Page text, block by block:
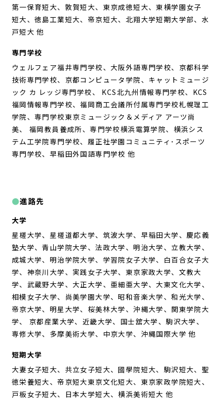
第一保育短大、敦賀短大、東京成徳短大、東横学園女子
短大、徳島工業短大、帝京短大、北翔大学短期大学部、水
戸短大 他
専門学校
ウェルフェア福井専門学校、大阪外語専門学校、京都科学
技術専門学校、京都コンピュータ学院、キャットミュージ
ック カ レッジ専門学校、 KCS北九州情報専門学校、KCS
福岡情報専門学校、福岡商工会議所付属専門学校札幌理工
学院、専門学校東京ミュージック＆メディア アーツ尚
美、 福岡教員養成所、専門学校横浜電算学院、横浜シス
テム工学院専門学校、履正社学園コミュニティ･スポーツ
専門学校、早稲田外国語専門学校 他
進路先
大学
星槎大学、星槎道都大学、筑波大学、早稲田大学、慶応義
塾大学、青山学院大学、法政大学、明治大学、立教大学、
成城大学、明治学院大学、学習院女子大学、白百合女子大
学、神奈川大学、実践女子大学、東京家政大学、文教大
学、武蔵野大学、大正大学、亜細亜大学、大東文化大学、
相模女子大学、尚美学園大学、昭和音楽大学、和光大学、
帝京大学、明星大学、桜美林大学、沖縄大学、関東学院大
学、 京都産業大学、近畿大学、国士舘大学、駒沢大学、
専修大学、多摩美術大学、中京大学、沖縄国際大学 他
短期大学
大妻女子短大、共立女子短大、國學院短大、駒沢短大、聖
徳栄養短大、帝京短大東京文化短大、東京家政学院短大、
戸板女子短大、日本大学短大、横浜美術短大 他